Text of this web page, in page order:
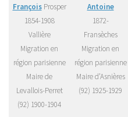
FrançoisProsper
1854-1908
Vallière
Migration en
région parisienne
Maire de
Levallois-Perret
(92) 1900-1904
Antoine
1872-
Fransèches
Migration en
région parisienne
Maire d’Asnières
(92) 1925-1929